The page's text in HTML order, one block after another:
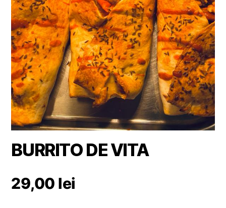
BURRITO DE VITA
29,00 lei